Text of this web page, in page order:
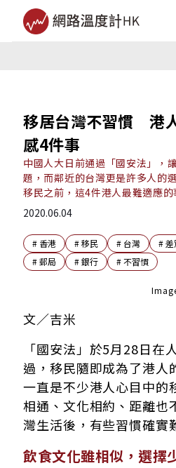
移居台灣不習慣 港
感4件事
中國人大日前通過「國安法」，
題，而鄰近的台灣更是許多人的
移民之前，這4件港人最難適應的
2020.06.04
# 香港 #移民 # 台灣 #差
#郵局 #銀行 #不習慣
文／吉米
「國安法」於5月28日在
過，移民隨即成為了港人
一直是不少港人心目中的
相通、文化相約、距離也
灣生活後，有些習慣確實
飲食文化雖相似，選擇